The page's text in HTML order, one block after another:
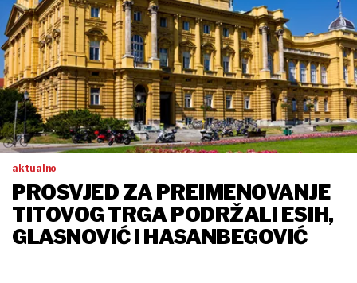
aktualno
PROSVJED ZA PREIMENOVANJE
TITOVOG TRGA PODRŽALI ESIH,
GLASNOVIĆ I HASANBEGOVIĆ